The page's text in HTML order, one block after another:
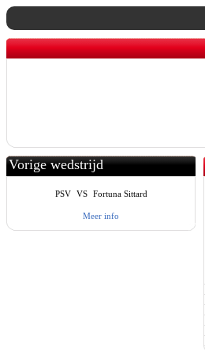
Vorige wedstrijd
PSV VS Fortuna Sittard
Meer info